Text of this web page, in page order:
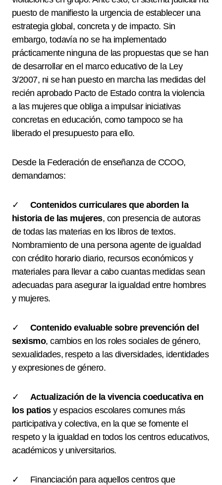
puesto de manifiesto la urgencia de establecer una
estrategia global, concreta y de impacto. Sin
embargo, todavía no se ha implementado
prácticamente ninguna de las propuestas que se han
de desarrollar en el marco educativo de la Ley
3/2007, ni se han puesto en marcha las medidas del
recién aprobado Pacto de Estado contra la violencia
a las mujeres que obliga a impulsar iniciativas
concretas en educación, como tampoco se ha
liberado el presupuesto para ello.
Desde la Federación de enseñanza de CCOO,
demandamos:
✓ Contenidos curriculares que aborden la
historia de las mujeres, con presencia de autoras
de todas las materias en los libros de textos.
Nombramiento de una persona agente de igualdad
con crédito horario diario, recursos económicos y
materiales para llevar a cabo cuantas medidas sean
adecuadas para asegurar la igualdad entre hombres
y mujeres.
✓ Contenido evaluable sobre prevención del
sexismo, cambios en los roles sociales de género,
sexualidades, respeto a las diversidades, identidades
y expresiones de género.
✓ Actualización de la vivencia coeducativa en
los patiosy espacios escolares comunes más
participativa y colectiva, en la que se fomente el
respeto y la igualdad en todos los centros educativos,
académicos y universitarios.
✓ Financiación para aquellos centros que